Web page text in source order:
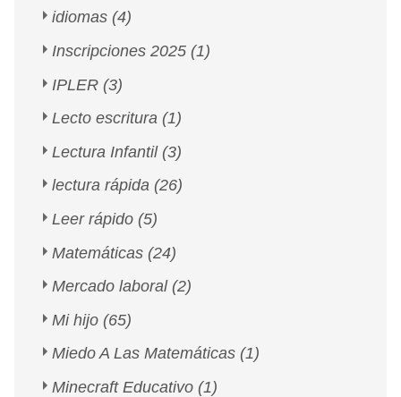
idiomas (4)
Inscripciones 2025 (1)
IPLER (3)
Lecto escritura (1)
Lectura Infantil (3)
lectura rápida (26)
Leer rápido (5)
Matemáticas (24)
Mercado laboral (2)
Mi hijo (65)
Miedo A Las Matemáticas (1)
Minecraft Educativo (1)